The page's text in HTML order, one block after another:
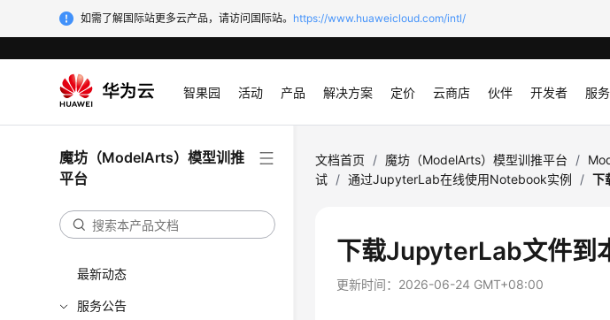
如需了解国际站更多云产品，请访问国际站。 https://www.huaweicloud.com/intl/
智果园 活动 产品 解决方案 定价 云商店 伙伴 开发者 服务
魔坊（ModelArts）模型训推
平台
最新动态
服务公告
文档首页 / 魔坊（ModelArts）模型训推平台 /
试 / 通过JupyterLab在线使用Notebook实例 / 下
下载JupyterLab文件到
更新时间： 2026-06-24 GMT+08:00